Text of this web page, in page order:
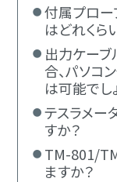
付属プロ
はどれくら
出力ケー
合、パソコ
は可能でし
テスラメー
すか？
TM-801/
ますか？